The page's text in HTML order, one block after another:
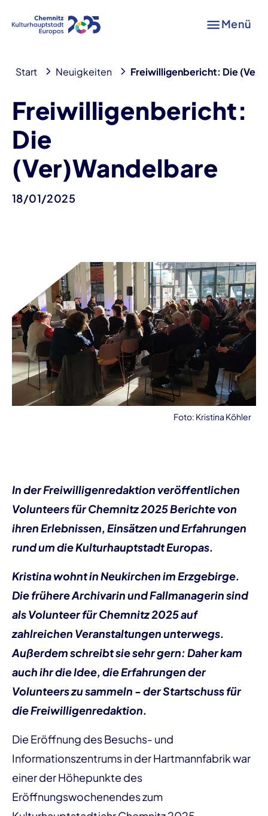
Menü
Start Neuigkeiten Freiwilligenbericht: Die
Freiwilligenbericht:
Die
(Ver)Wandelbare
18/01/2025
Foto: Kristina Köhler
In der Freiwilligenredaktion veröffentlichen
Volunteers für Chemnitz 2025 Berichte von
ihren Erlebnissen, Einsätzen und Erfahrungen
rund um die Kulturhauptstadt Europas.
Kristina wohnt in Neukirchen im Erzgebirge.
Die frühere Archivarin und Fallmanagerin sind
als Volunteer für Chemnitz 2025 auf
zahlreichen Veranstaltungen unterwegs.
Außerdem schreibt sie sehr gern: Daher kam
auch ihr die Idee, die Erfahrungen der
Volunteers zu sammeln - der Startschuss für
die Freiwilligenredaktion.
Die Eröffnung des Besuchs- und
Informationszentrums in der Hartmannfabrik war
einer der Höhepunkte des
Eröffnungswochenendes zum